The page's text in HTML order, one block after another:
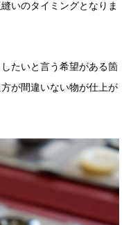
いのタイミングとなりま
たいと言う希望がある箇
が間違いない物が仕上が